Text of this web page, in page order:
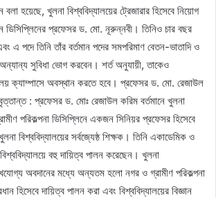
হয়েছে, খুলনা বিশ্ববিদ্যালয়ের ট্রেজারার হিসেবে নিয়োগ
ডিসিপ্লিনের প্রফেসর ড. মো. নূরুন্নবী। তিনিও চার বছর
এ পদে তিনি তাঁর বর্তমান পদের সমপরিমাণ বেতন-ভাতাদি ও
অন্যান্য সুবিধা ভোগ করবেন। শর্ত অনুযায়ী, তাকেও
ক্যাম্পাসে অবস্থান করতে হবে। প্রফেসর ড. মো. রেজাউল
: প্রফেসর ড. মোঃ রেজাউল করিম বর্তমানে খুলনা
পরিকল্পনা ডিসিপ্লিনে একজন সিনিয়র প্রফেসর হিসেবে
বিশ্ববিদ্যালয়ের সর্বজ্যেষ্ঠ শিক্ষক। তিনি একাডেমিক ও
বহু দায়িত্ব পালন করেছেন। খুলনা
অবদানের মধ্যে অন্যতম হলো নগর ও গ্রামীণ পরিকল্পনা
হিসেবে দায়িত্ব পালন করা এবং বিশ্ববিদ্যালয়ের বিজ্ঞান